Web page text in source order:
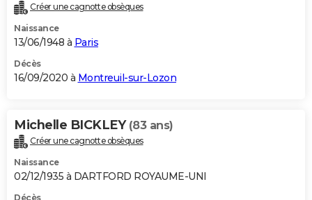
Créer une cagnotte obsèques
Naissance
13/06/1948 à Paris
Décès
16/09/2020 à Montreuil-sur-Lozon
Michelle BICKLEY (83 ans)
Créer une cagnotte obsèques
Naissance
02/12/1935 à DARTFORD ROYAUME-UNI
Décès